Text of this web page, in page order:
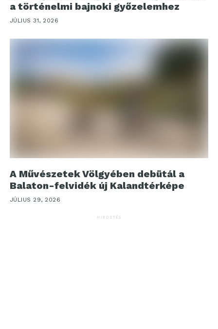
a történelmi bajnoki győzelemhez
JÚLIUS 31, 2026
A Művészetek Völgyében debütál a
Balaton-felvidék új Kalandtérképe
JÚLIUS 29, 2026
HIRDETÉS